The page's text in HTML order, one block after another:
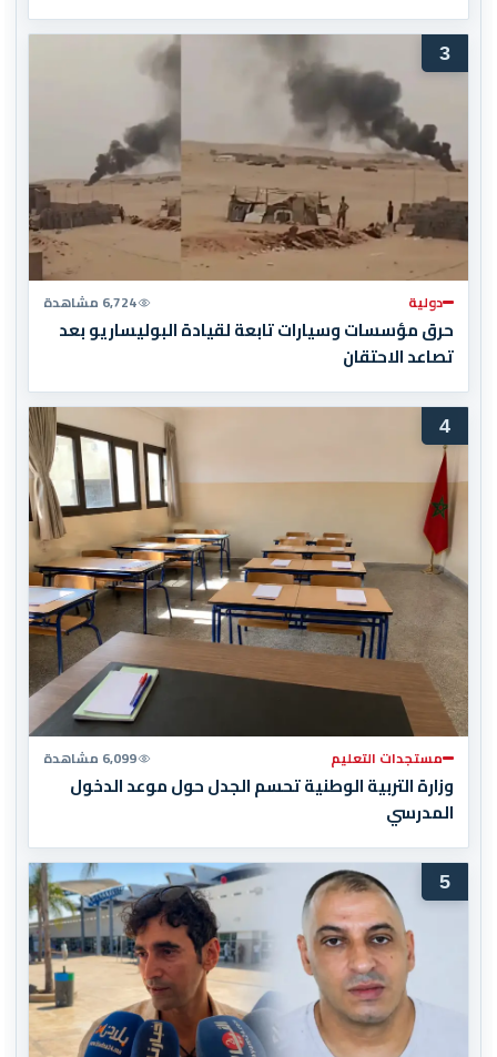
3
دولية 6,724 مشاهدة
حرق مؤسسات وسيارات تابعة لقيادة البوليساريو بعد
تصاعد الاحتقان
4
مستجدات التعليم 6,099 مشاهدة
وزارة التربية الوطنية تحسم الجدل حول موعد الدخول
المدرسي
5